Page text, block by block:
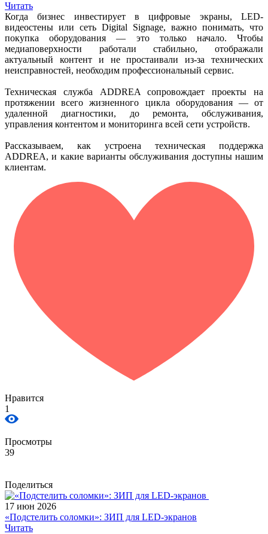
Читать
Когда бизнес инвестирует в цифровые экраны, LED-
видеостены или сеть Digital Signage, важно понимать, что
покупка оборудования — это только начало. Чтобы
медиаповерхности работали стабильно, отображали
актуальный контент и не простаивали из-за технических
неисправностей, необходим профессиональный сервис.
Техническая служба ADDREA сопровождает проекты на
протяжении всего жизненного цикла оборудования — от
удаленной диагностики, до ремонта, обслуживания,
управления контентом и мониторинга всей сети устройств.
Рассказываем, как устроена техническая поддержка
ADDREA, и какие варианты обслуживания доступны нашим
клиентам.
Нравится
1
Просмотры
39
Поделиться
17 июн 2026
«Подстелить соломки»: ЗИП для LED-экранов
Читать